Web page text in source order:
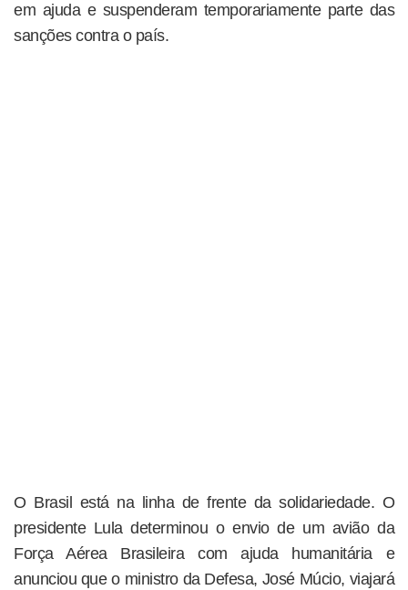
em ajuda e suspenderam temporariamente parte das
sanções contra o país.
O Brasil está na linha de frente da solidariedade. O
presidente Lula determinou o envio de um avião da
Força Aérea Brasileira com ajuda humanitária e
anunciou que o ministro da Defesa, José Múcio, viajará